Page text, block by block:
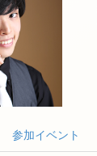
参加イベント